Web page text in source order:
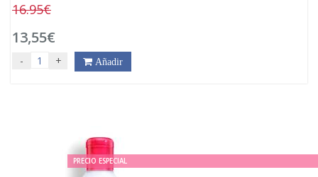
16.95€
13,55€
- + Añadir
PRECIO ESPECIAL